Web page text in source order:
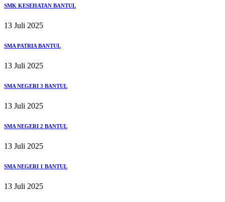
SMK KESEHATAN BANTUL
13 Juli 2025
SMA PATRIA BANTUL
13 Juli 2025
SMA NEGERI 3 BANTUL
13 Juli 2025
SMA NEGERI 2 BANTUL
13 Juli 2025
SMA NEGERI 1 BANTUL
13 Juli 2025